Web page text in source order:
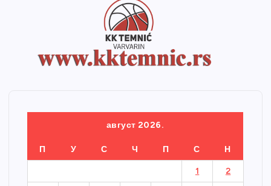
август 2026.
П У С Ч П С Н
1 2